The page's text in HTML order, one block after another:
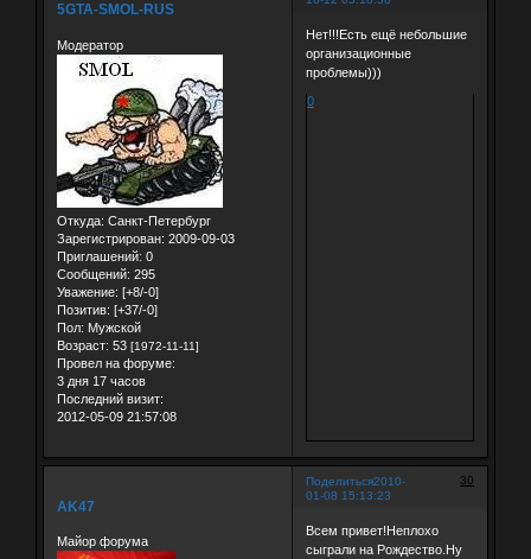
5GTA-SMOL-RUS
Модератор
Откуда: Санкт-Петербург
Зарегистрирован: 2009-09-03
Приглашений: 0
Сообщений: 295
Уважение: [+8/-0]
Позитив: [+37/-0]
Пол: Мужской
Возраст: 53 [1972-11-11]
Провел на форуме:
3 дня 17 часов
Последний визит:
2012-05-09 21:57:08
Нет!!!Есть ещё небольшие
организационные
проблемы)))
0
Поделиться 30
2010-
01-08 15:13:23
AK47
Майор форума
Всем привет!Неплохо
сыграли на Рождество.Ну